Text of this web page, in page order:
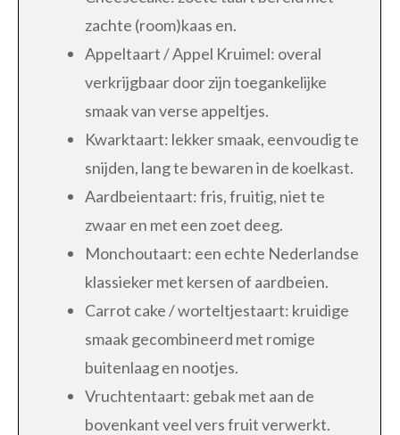
zachte (room)kaas en.
Appeltaart / Appel Kruimel: overal
verkrijgbaar door zijn toegankelijke
smaak van verse appeltjes.
Kwarktaart: lekker smaak, eenvoudig te
snijden, lang te bewaren in de koelkast.
Aardbeientaart: fris, fruitig, niet te
zwaar en met een zoet deeg.
Monchoutaart: een echte Nederlandse
klassieker met kersen of aardbeien.
Carrot cake / worteltjestaart: kruidige
smaak gecombineerd met romige
buitenlaag en nootjes.
Vruchtentaart: gebak met aan de
bovenkant veel vers fruit verwerkt.